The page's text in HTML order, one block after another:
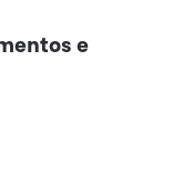
e